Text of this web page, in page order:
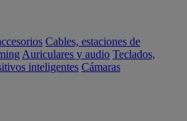
Cables, estaciones de
Auriculares y audio Teclados,
inteligentes Cámaras